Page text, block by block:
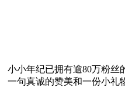
小小年纪已拥有逾80万粉丝
一句真诚的赞美和一份小礼